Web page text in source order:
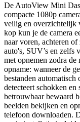
De AutoView Mini
compacte 1080p
veilig en overzichtelijk
kop kun je de camera
naar voren, achteren
auto's, SUV’s en zelfs
met opnemen zodra
opname: wanneer de
bestanden
detecteert schokken
betrouwbaar bewaard
beelden bekijken en
telefoon downloaden.